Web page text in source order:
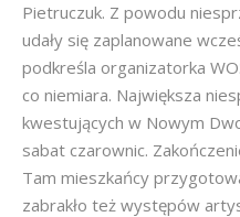
Pietruczuk. Z powodu
udały się zaplanowane
podkreśla organizatorka
co niemiara. Największa
kwestujących w Nowym
sabat czarownic.
Tam mieszkańcy
zabrakło też występów